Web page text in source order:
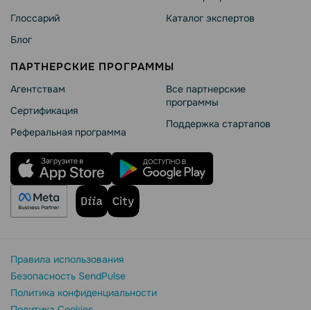
Глоссарий
Блог
Каталог экспертов
ПАРТНЕРСКИЕ ПРОГРАММЫ
Агентствам
Сертификация
Реферальная программа
Все партнерские
программы
Поддержка стартапов
Правила использования
Безопасность SendPulse
Политика конфиденциальности